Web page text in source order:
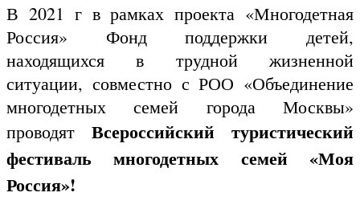
В 2021 г в рамках проекта «Многодетная
Россия» Фонд поддержки детей,
находящихся в трудной жизненной
ситуации, совместно с РОО «Объединение
многодетных семей города Москвы»
проводят Всероссийский туристический
фестиваль многодетных семей «Моя
Россия»!